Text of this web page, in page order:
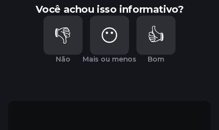
Você achou isso informativo?
👎
Não
😶
Mais ou menos
👍
Bom